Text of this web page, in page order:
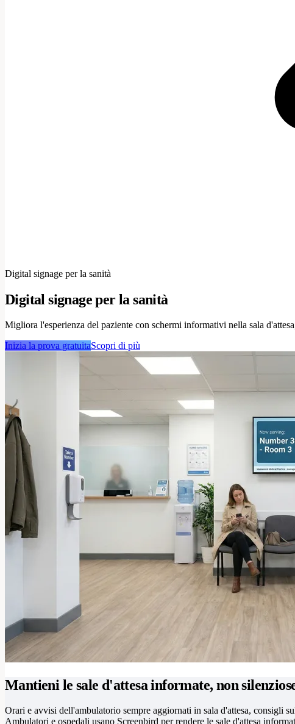
Digital signage per la sanità
Digital signage per la sanità
Migliora l'esperienza del paziente con schermi informativi nella sala
Inizia la prova gratuitaScopri di più
Mantieni le sale d'attesa informate, non
Orari e avvisi dell'ambulatorio sempre aggiornati in sala d'attesa, consigli
Ambulatori e ospedali usano Screenbird per rendere le sale d'attesa